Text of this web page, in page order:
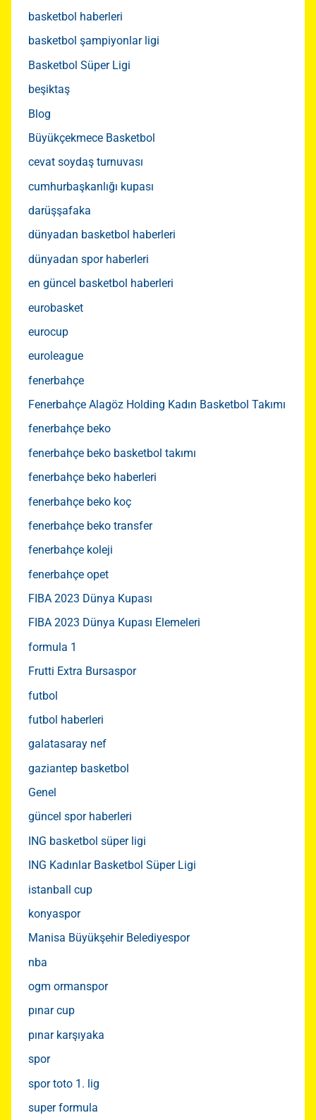
basketbol haberleri
basketbol şampiyonlar ligi
Basketbol Süper Ligi
beşiktaş
Blog
Büyükçekmece Basketbol
cevat soydaş turnuvası
cumhurbaşkanlığı kupası
darüşşafaka
dünyadan basketbol haberleri
dünyadan spor haberleri
en güncel basketbol haberleri
eurobasket
eurocup
euroleague
fenerbahçe
Fenerbahçe Alagöz Holding Kadın Basketbol Takımı
fenerbahçe beko
fenerbahçe beko basketbol takımı
fenerbahçe beko haberleri
fenerbahçe beko koç
fenerbahçe beko transfer
fenerbahçe koleji
fenerbahçe opet
FIBA 2023 Dünya Kupası
FIBA 2023 Dünya Kupası Elemeleri
formula 1
Frutti Extra Bursaspor
futbol
futbol haberleri
galatasaray nef
gaziantep basketbol
Genel
güncel spor haberleri
ING basketbol süper ligi
ING Kadınlar Basketbol Süper Ligi
istanball cup
konyaspor
Manisa Büyükşehir Belediyespor
nba
ogm ormanspor
pınar cup
pınar karşıyaka
spor
spor toto 1. lig
super formula